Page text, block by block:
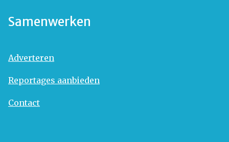
Samenwerken
Adverteren
Reportages aanbieden
Contact